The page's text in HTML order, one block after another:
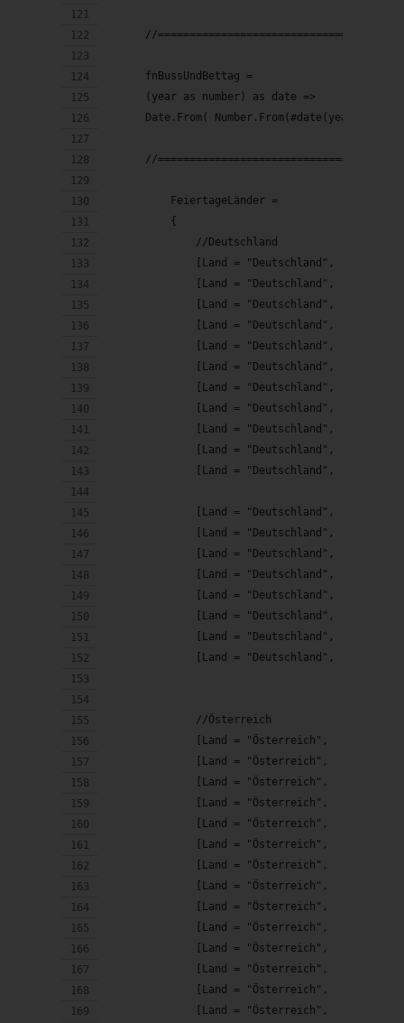
//
      fnBussUndBettag =
      (year as number) as date =>
Date.From( Number.From(#date(year, 12,
//
          FeiertageLänder =
          {
              //Deutschland
[Land = "Deutschland",
[Land = "Deutschland",
[Land = "Deutschland",
[Land = "Deutschland",
[Land = "Deutschland",
[Land = "Deutschland",
[Land = "Deutschland",
[Land = "Deutschland",
[Land = "Deutschland",
[Land = "Deutschland",
[Land = "Deutschland",
[Land = "Deutschland",
[Land = "Deutschland",
[Land = "Deutschland",
[Land = "Deutschland",
[Land = "Deutschland",
[Land = "Deutschland",
[Land = "Deutschland",
[Land = "Deutschland",
              //Österreich
[Land = "Österreich",
[Land = "Österreich",
[Land = "Österreich",
[Land = "Österreich",
[Land = "Österreich",
[Land = "Österreich",
[Land = "Österreich",
[Land = "Österreich",
[Land = "Österreich",
[Land = "Österreich",
[Land = "Österreich",
[Land = "Österreich",
[Land = "Österreich",
[Land = "Österreich",